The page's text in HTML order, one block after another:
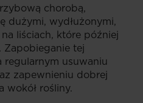
chorobą,
dużymi, wydłużonymi,
liściach, które później
Zapobieganie tej
regularnym usuwaniu
zapewnieniu dobrej
wokół rośliny.